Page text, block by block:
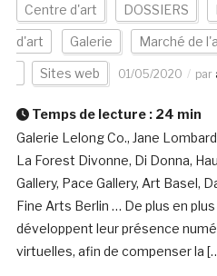
Centre d'art DOSSIERS
d'art Galerie Marché de
Sites web 01/05/2020 par
Temps de lecture : 24 min
Galerie Lelong Co., Jane
La Forest Divonne, Di Donna,
Gallery, Pace Gallery, Art Basel,
Fine Arts Berlin … De plus en
développent leur présence
virtuelles, afin de compenser la